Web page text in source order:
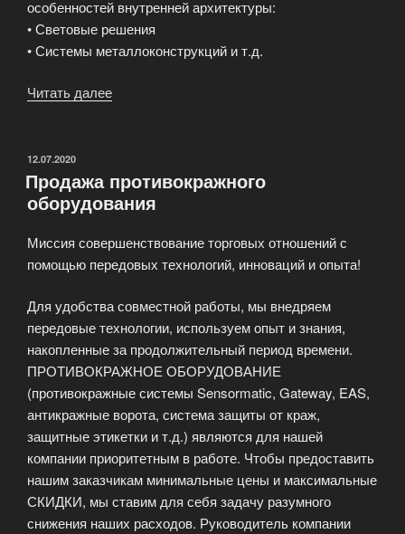
особенностей внутренней архитектуры:
• Световые решения
• Системы металлоконструкций и т.д.
Читать далее
ОПУБЛИКОВАНО
12.07.2020
Продажа противокражного
оборудования
Миссия совершенствование торговых отношений с
помощью передовых технологий, инноваций и опыта!
Для удобства совместной работы, мы внедряем
передовые технологии, используем опыт и знания,
накопленные за продолжительный период времени.
ПРОТИВОКРАЖНОЕ ОБОРУДОВАНИЕ
(противокражные системы Sensormatic, Gateway, EAS,
антикражные ворота, система защиты от краж,
защитные этикетки и т.д.) являются для нашей
компании приоритетным в работе. Чтобы предоставить
нашим заказчикам минимальные цены и максимальные
СКИДКИ, мы ставим для себя задачу разумного
снижения наших расходов. Руководитель компании